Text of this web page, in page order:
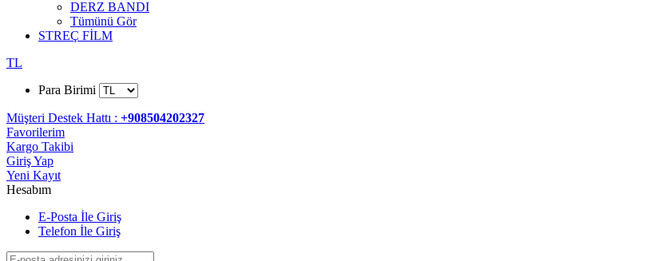
DERZ BANDI
Tümünü Gör
STREÇ FİLM
TL
Para Birimi
Müşteri Destek Hattı : +908504202327
Favorilerim
Kargo Takibi
Giriş Yap
Yeni Kayıt
Hesabım
E-Posta İle Giriş
Telefon İle Giriş